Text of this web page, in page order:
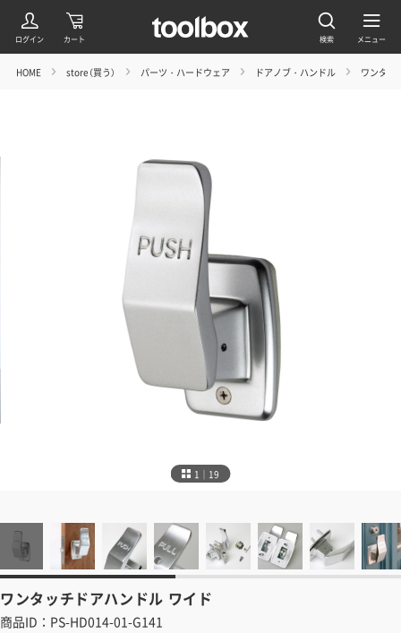
HOME store（買う） パーツ・ハードウェア ドアノブ・ハンドル ワンタッ
1｜19
ワンタッチドアハンドル ワイド
商品ID：PS-HD014-01-G141